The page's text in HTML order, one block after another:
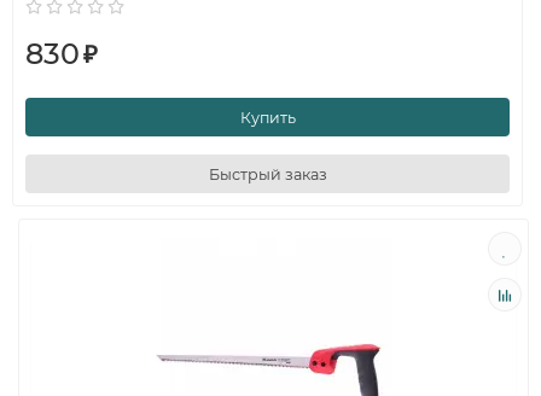
830₽
Купить
Быстрый заказ